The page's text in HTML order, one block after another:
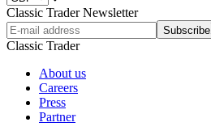
Classic Trader Newsletter
Subscribe
Classic Trader
About us
Careers
Press
Partner